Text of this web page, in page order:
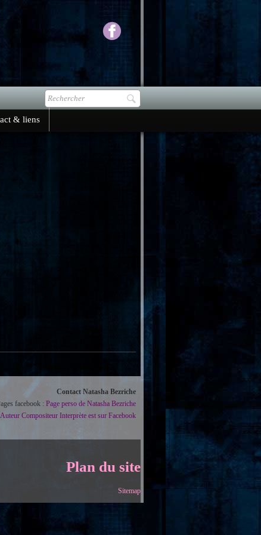
& liens
Contact Natasha Bezriche
facebook : Page perso de Natasha Bezriche
Compositeur Interprète est sur Facebook
Plan du site
Sitemap